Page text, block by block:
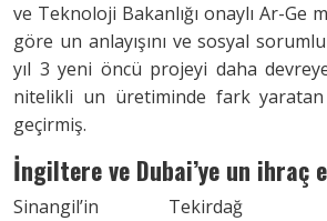
ve Teknoloji Bakanlığı onaylı Ar-Ge
göre un anlayışını ve sosyal
yıl 3 yeni öncü projeyi daha
nitelikli un üretiminde fark yaratan
geçirmiş.
İngiltere ve Dubai’ye un ihraç
Sinangil’in Tekirdağ